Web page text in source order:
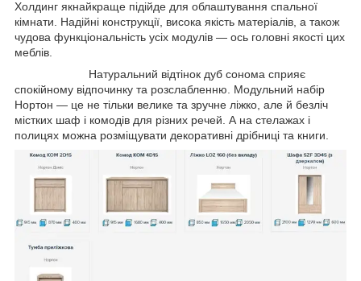
Холдинг якнайкраще підійде для облаштування спальної
кімнати. Надійні конструкції, висока якість матеріалів, а також
чудова функціональність усіх модулів — ось головні якості цих
меблів.
Натуральний відтінок дуб сонома сприяє
спокійному відпочинку та розслабленню. Модульний набір
Нортон — це не тільки велике та зручне ліжко, але й безліч
містких шаф і комодів для різних речей. А на стелажах і
полицях можна розміщувати декоративні дрібниці та книги.